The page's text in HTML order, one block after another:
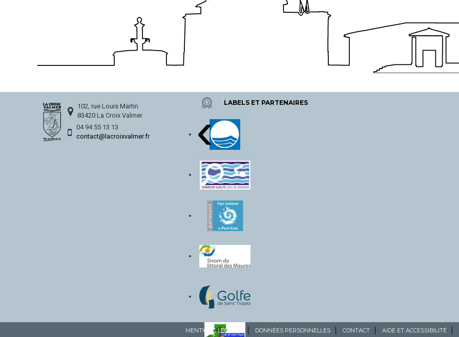
102, rue Louis Martin
83420 La Croix Valmer
04 94 55 13 13
contact@lacroixvalmer.fr
LABELS ET PARTENAIRES
‹
MENTIONS LÉGALES DONNÉES PERSONNELLES CONTACT AIDE ET ACCESSIBILITÉ